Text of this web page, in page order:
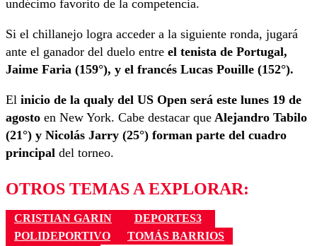
undécimo favorito de la competencia.
Si el chillanejo logra acceder a la siguiente ronda, jugará
ante el ganador del duelo entre el tenista de Portugal,
Jaime Faria (159°), y el francés Lucas Pouille (152°).
El inicio de la qualy del US Open será este lunes 19 de
agosto en New York. Cabe destacar que Alejandro Tabilo
(21°) y Nicolás Jarry (25°) forman parte del cuadro
principal del torneo.
OTROS TEMAS A EXPLORAR:
CRISTIAN GARIN
DEPORTES3
POLIDEPORTIVO
TOMÁS BARRIOS